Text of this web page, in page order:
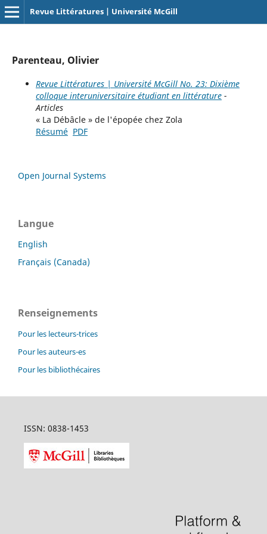
Revue Littératures | Université McGill
Parenteau, Olivier
Revue Littératures | Université McGill No. 23: Dixième
colloque interuniversitaire étudiant en littérature-
Articles
« La Débâcle » de l'épopée chez Zola
Résumé PDF
Open Journal Systems
Langue
English
Français (Canada)
Renseignements
Pour les lecteurs-trices
Pour les auteurs-es
Pour les bibliothécaires
ISSN: 0838-1453